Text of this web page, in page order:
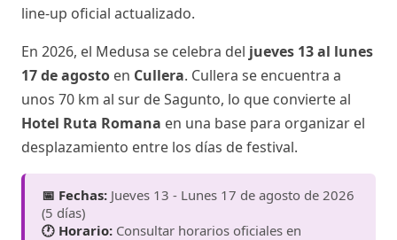
line-up oficial actualizado.
En 2026, el Medusa se celebra del jueves 13 al lunes
17 de agosto en Cullera. Cullera se encuentra a
unos 70 km al sur de Sagunto, lo que convierte al
Hotel Ruta Romana en una base para organizar el
desplazamiento entre los días de festival.
📅 Fechas: Jueves 13 - Lunes 17 de agosto de 2026
(5 días)
🕐 Horario: Consultar horarios oficiales en